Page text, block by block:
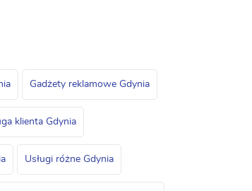
Gadżety reklamowe Gdynia
klienta Gdynia
Usługi różne Gdynia